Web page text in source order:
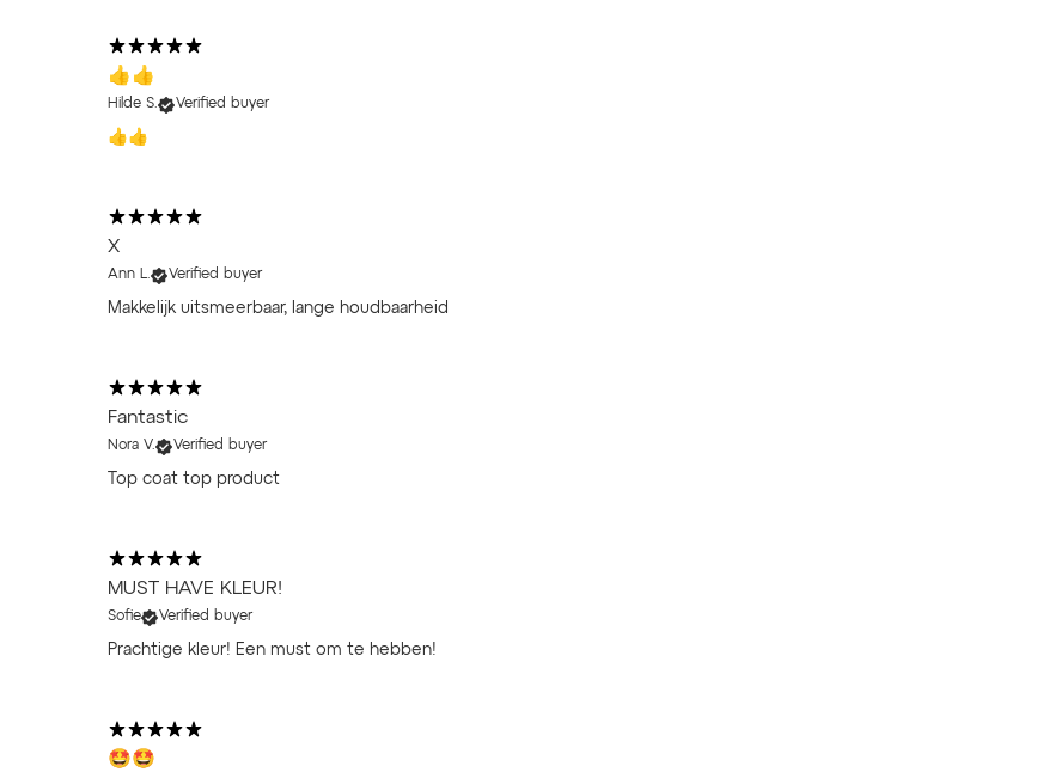
👍👍
Hilde S. Verified buyer
👍👍
X
Ann L. Verified buyer
Makkelijk uitsmeerbaar, lange houdbaarheid
Fantastic
Nora V. Verified buyer
Top coat top product
MUST HAVE KLEUR!
Sofie Verified buyer
Prachtige kleur! Een must om te hebben!
🤩🤩